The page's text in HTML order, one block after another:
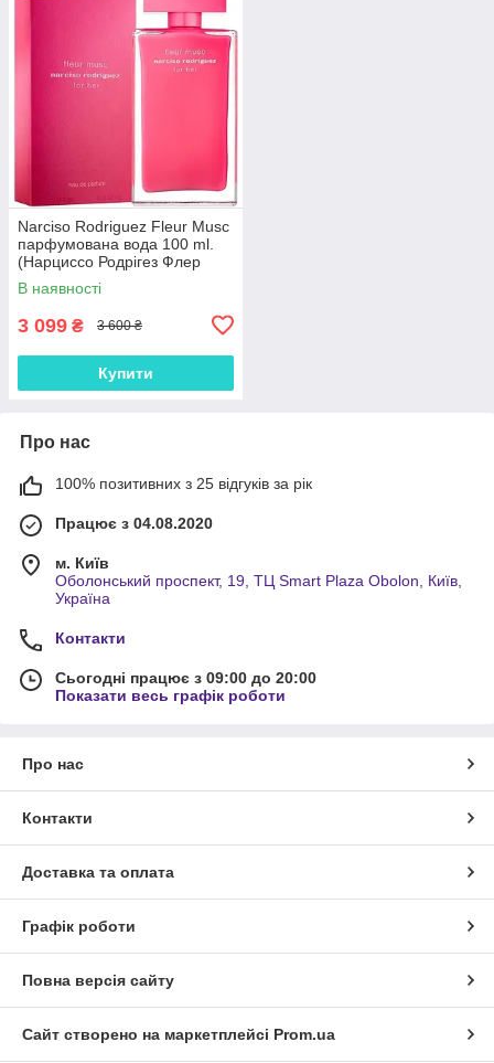
Narciso Rodriguez Fleur Musc
парфумована вода 100 ml.
(Нарциссо Родрігез Флер
Муска)
В наявності
3 099 ₴ 3 600 ₴
Купити
Про нас
100% позитивних з 25 відгуків за рік
Працює з 04.08.2020
м. Київ
Оболонський проспект, 19, ТЦ Smart Plaza Obolon, Київ,
Україна
Контакти
Сьогодні працює з 09:00 до 20:00
Показати весь графік роботи
Про нас
Контакти
Доставка та оплата
Графік роботи
Повна версія сайту
Сайт створено на маркетплейсі Prom.ua